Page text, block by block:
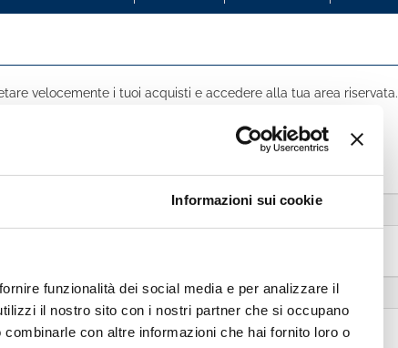
Informazioni sui cookie
funzionalità dei social media e per analizzare il
il nostro sito con i nostri partner che si occupano
con altre informazioni che hai fornito loro o
velocemente i tuoi acquisti e accedere alla tua area riservata.
*